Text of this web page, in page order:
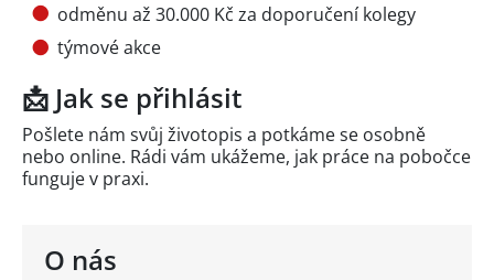
O nás
odměnu až 30.000 Kč za doporučení kolegy
týmové akce
📩 Jak se přihlásit
Pošlete nám svůj životopis a potkáme se osobně
nebo online. Rádi vám ukážeme, jak práce na pobočce
funguje v praxi.